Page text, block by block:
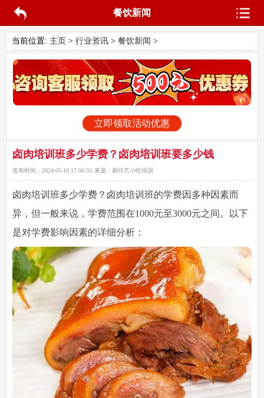
餐饮新闻
当前位置: 主页 > 行业资讯> 餐饮新闻 >
立即领取活动优惠
卤肉培训班多少学费？卤肉培训班要多少钱
发布时间： 2024-05-10 17:06:33 来源： 厨仟艺小吃培训
卤肉培训班多少学费 ？卤肉培训班的学费因多种因素而
异，但一般来说，学费范围在1000元至3000元之间。以下
是对学费影响因素的详细分析：